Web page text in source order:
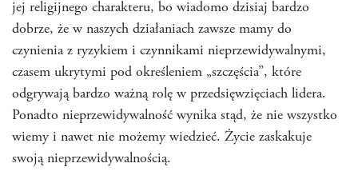
jej religijnego charakteru, bo wiadomo dzisiaj bardzo
dobrze, że w naszych działaniach zawsze mamy do
czynienia z ryzykiem i czynnikami nieprzewidywalnymi,
czasem ukrytymi pod określeniem „szczęścia”, które
odgrywają bardzo ważną rolę w przedsięwzięciach lidera.
Ponadto nieprzewidywalność wynika stąd, że nie wszystko
wiemy i nawet nie możemy wiedzieć. Życie zaskakuje
swoją nieprzewidywalnością.